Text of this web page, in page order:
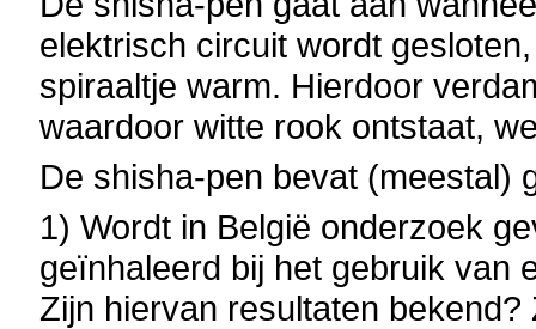
elektrisch circuit wordt
spiraaltje warm. Hierdoor
waardoor witte rook ontstaat,
De shisha-pen bevat (meestal)
1) Wordt in België onderzoek
geïnhaleerd bij het gebruik van
Zijn hiervan resultaten